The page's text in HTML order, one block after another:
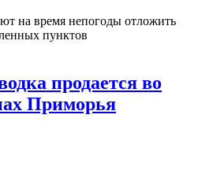
на время непогоды отложить
пунктов
продается во
Приморья